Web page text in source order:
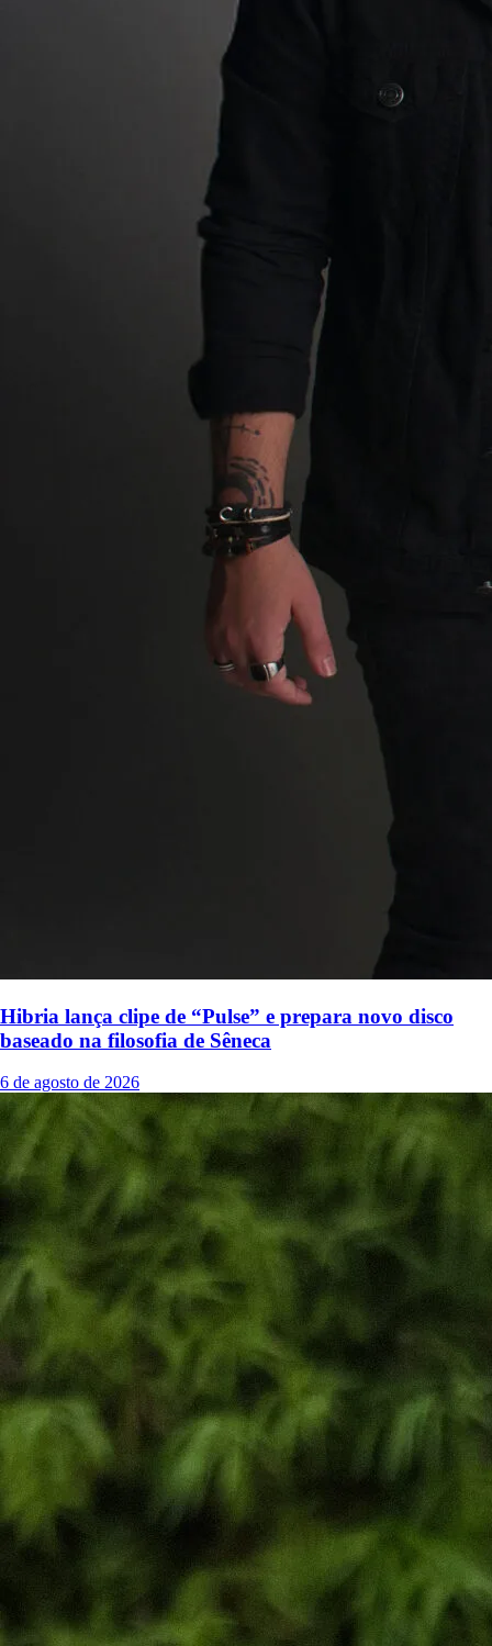
Hibria lança clipe de “Pulse” e prepara novo disco
baseado na filosofia de Sêneca
6 de agosto de 2026